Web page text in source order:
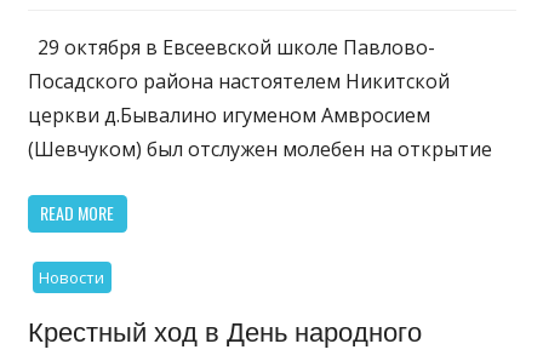
29 октября в Евсеевской школе Павлово-
Посадского района настоятелем Никитской
церкви д.Бывалино игуменом Амвросием
(Шевчуком) был отслужен молебен на открытие
READ MORE
Новости
Крестный ход в День народного